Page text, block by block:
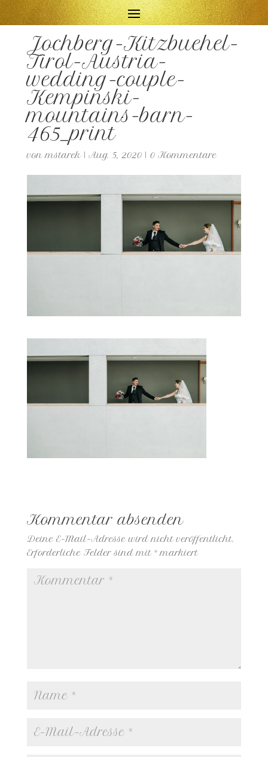
Jochberg-Kitzbuehel-
Tirol-Austria-
wedding-couple-
Kempinski-
mountains-barn-
465_print
vonmstarek| Aug. 5, 2020| 0 Kommentare
Kommentar absenden
Deine E-Mail-Adresse wird nicht veröffentlicht.
Erforderliche Felder sind mit *markiert